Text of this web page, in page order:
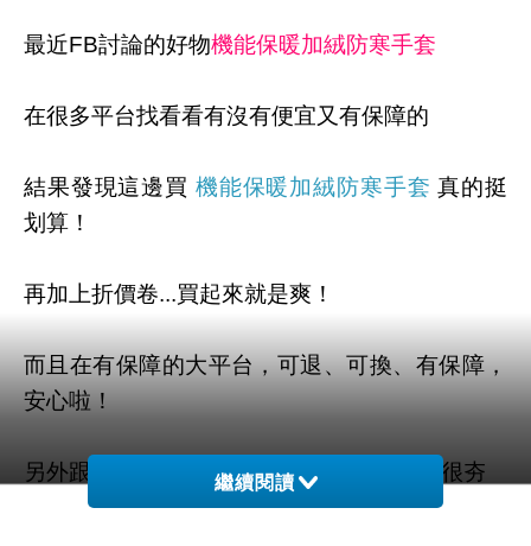
最近FB討論的好物機能保暖加絨防寒手套
在很多平台找看看有沒有便宜又有保障的
結果發現這邊買 機能保暖加絨防寒手套真的挺
划算！
再加上折價卷...買起來就是爽！
而且在有保障的大平台，可退、可換、有保障，
安心啦！
另外跟大家說 機能保暖加絨防寒手套 真的很夯
繼續閱讀